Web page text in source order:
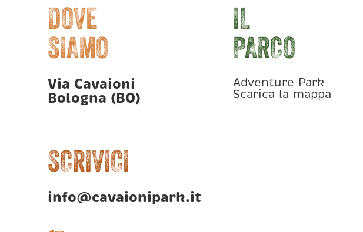
DOVE
SIAMO
Via Cavaioni
Bologna (BO)
SCRIVICI
info@cavaionipark.it
IL
PARCO
Adventure Park
Scarica la mappa